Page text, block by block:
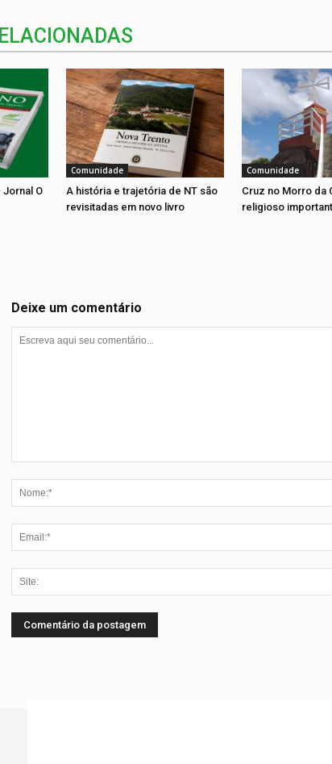
Jornal O
Comunidade
A história e trajetória de NT são
revisitadas em novo livro
Comunidade
Cruz no Morro da
religioso
Deixe um comentário